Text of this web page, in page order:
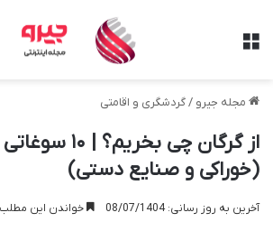
مجله جیرو /گردشگری و اقامتی
از گرگان چی
(خوراکی و صنایع دستی)
آخرین به روز رسانی: 08/07/1404 خواندن این مطلب 20 دقیقه زمان میبرد